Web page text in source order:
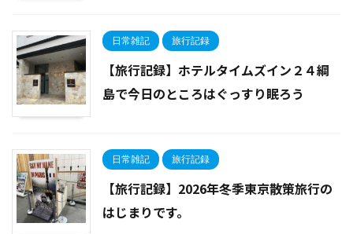
日常雑記 旅行記録
【旅行記録】ホテルタイムズイン２４綱
島で今日のところはぐっすり眠ろう
日常雑記 旅行記録
【旅行記録】2026年冬季東京散策旅行の
はじまりです。